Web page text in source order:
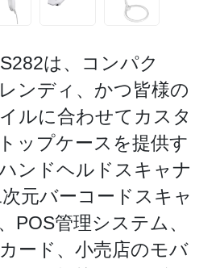
は、コンパク
ンディ、かつ皆様の
ルに合わせてカスタ
ップケースを提供す
ンドヘルドスキャナ
元バーコードスキャ
POS管理システム、
ード、小売店のモバ